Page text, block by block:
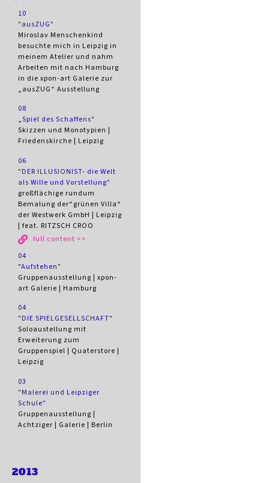
10
"ausZUG"
Miroslav Menschenkind
besuchte mich in Leipzig in
meinem Atelier und nahm
Arbeiten mit nach Hamburg
in die xpon-art Galerie zur
„ausZUG“ Ausstellung
08
„Spiel des Schaffens"
Skizzen und Monotypien |
Friedenskirche | Leipzig
06
"DER ILLUSIONIST- die Welt
als Wille und Vorstellung"
großflächige rundum
Bemalung der“grünen Villa“
der Westwerk GmbH | Leipzig
| feat. RITZSCH CROO
full content >>
04
"Aufstehen"
Gruppenausstellung | xpon-
art Galerie | Hamburg
04
"DIE SPIELGESELLSCHAFT"
Soloaustellung mit
Erweiterung zum
Gruppenspiel | Quaterstore |
Leipzig
03
"Malerei und Leipziger
Schule"
Gruppenausstellung |
Achtziger | Galerie | Berlin
2013